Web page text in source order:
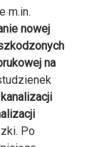
m.in.
nowej
na
Po